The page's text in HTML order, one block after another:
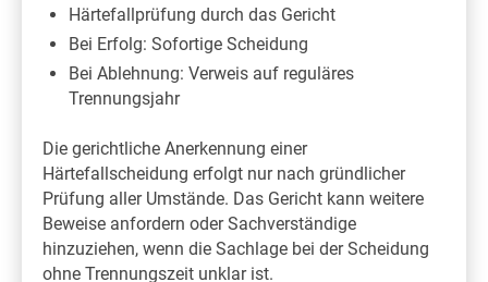
Härtefallprüfung durch das Gericht
Bei Erfolg: Sofortige Scheidung
Bei Ablehnung: Verweis auf reguläres
Trennungsjahr
Die gerichtliche Anerkennung einer
Härtefallscheidung erfolgt nur nach gründlicher
Prüfung aller Umstände. Das Gericht kann weitere
Beweise anfordern oder Sachverständige
hinzuziehen, wenn die Sachlage bei der Scheidung
ohne Trennungszeit unklar ist.